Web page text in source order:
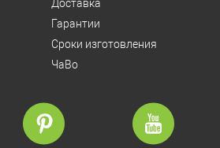
Доставка
Гарантии
Сроки изготовления
ЧаВо